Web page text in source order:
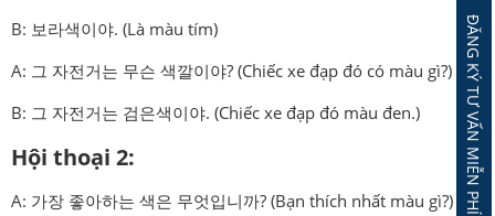
B: 보라색이야. (Là màu tím)
A: 그 자전거는 무슨 색깔이야? (Chiếc xe đạp đó có màu gì?)
B: 그 자전거는 검은색이야. (Chiếc xe đạp đó màu đen.)
Hội thoại 2:
A: 가장 좋아하는 색은 무엇입니까? (Bạn thích nhất màu gì?)
ĐĂNG KÝ TƯ VẤN MIỄN PHÍ